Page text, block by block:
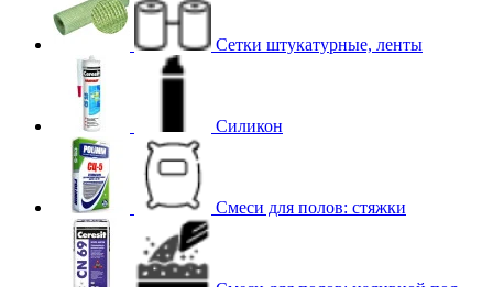
Сетки штукатурные, ленты
Силикон
Смеси для полов: стяжки